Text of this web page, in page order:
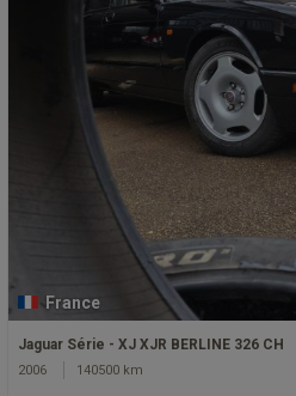
France
Jaguar Série - XJ XJR BERLINE 326 CH
2006 140500 km